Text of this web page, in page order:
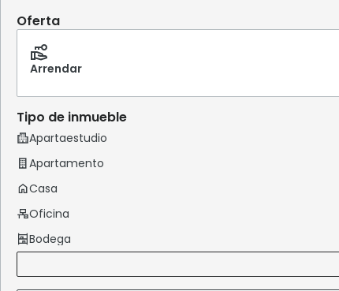
Oferta
Arrendar
Tipo de inmueble